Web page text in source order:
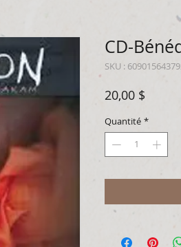
CD-
SKU :
20,00 $
Quantité *